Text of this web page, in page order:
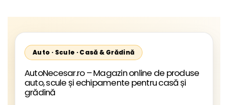
Auto · Scule · Casă & Grădină
AutoNecesar.ro – Magazin online de produse
auto, scule și echipamente pentru casă și
grădină